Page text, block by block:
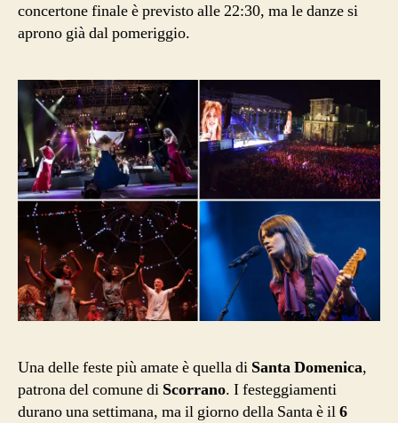
concertone finale è previsto alle 22:30, ma le danze si
aprono già dal pomeriggio.
Una delle feste più amate è quella di Santa Domenica,
patrona del comune di Scorrano. I festeggiamenti
durano una settimana, ma il giorno della Santa è il6